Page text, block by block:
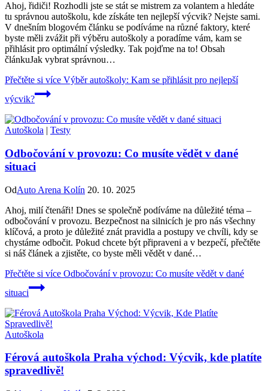
Ahoj, řidiči! ⁢Rozhodli jste se stát se ‌mistrem za ⁢volantem a hledáte
tu⁢ správnou autoškolu, kde získáte ten nejlepší‌ výcvik? Nejste sami.
V‌ dnešním blogovém článku se podíváme na různé faktory, které
byste ​měli zvážit při ⁤výběru autoškoly a poradíme vám, kam se
přihlásit pro optimální výsledky. Tak pojďme⁤ na to! Obsah
článkuJak vybrat správnou…
Přečtěte si více Výběr autoškoly: Kam se přihlásit pro nejlepší
výcvik?
Autoškola | Testy
Odbočování v provozu: Co musíte vědět v dané
situaci
OdAuto Arena Kolín 20. 10. 2025
Ahoj, milí čtenáři! Dnes se společně podíváme na důležité téma –
odbočování v provozu. Bezpečnost na silnicích je pro nás všechny
klíčová, a proto je důležité znát pravidla a postupy ve chvíli, kdy se
chystáme odbočit. Pokud chcete být připraveni a v bezpečí, přečtěte
si náš článek a zjistěte, co byste měli vědět v dané…
Přečtěte si více Odbočování v provozu: Co musíte vědět v dané
situaci
Autoškola
Férová autoškola Praha východ: Výcvik, kde platíte
spravedlivě!